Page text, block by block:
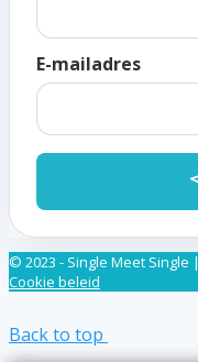
E-mailadres
© 2023 - Single Meet Single |
Cookie beleid
Back to top